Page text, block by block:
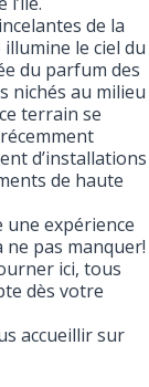
de la
le ciel du
du parfum des
nichés au milieu
terrain se
d’installations
de haute
expérience
pas manquer!
ici, tous
dès votre
accueillir sur